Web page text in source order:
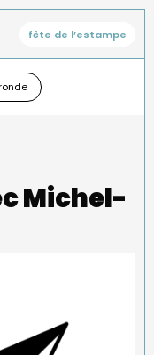
fête de l’estampe
Michel-